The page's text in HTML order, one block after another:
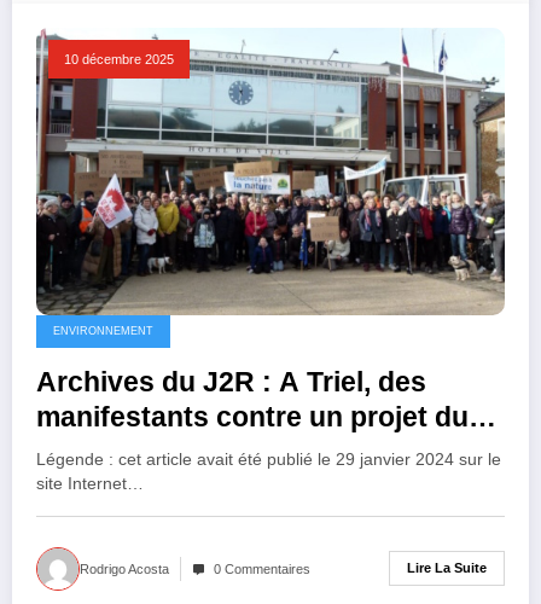
10 décembre 2025
ENVIRONNEMENT
Archives du J2R : A Triel, des
manifestants contre un projet du
maire Cédric Aoun, néfaste pour la
Nature(Webtélé2r)
Légende : cet article avait été publié le 29 janvier 2024 sur le
site Internet…
Rodrigo Acosta 0 Commentaires Lire La Suite